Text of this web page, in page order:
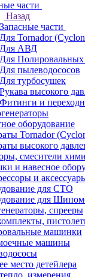
части
Назад
Запасные части
Для Tornador
Для АВД
Для
Для пылеводососов
Для турбосушек
Рукава высокого
Фитинги и
оборудование
Tornador
высокого
смесители
и навесное
и
для СТО
для
спрееры
машинки
машины
место детейлера
измерения